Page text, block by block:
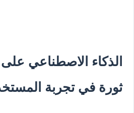
الذكاء الاصطناعي
ثورة في تجربة